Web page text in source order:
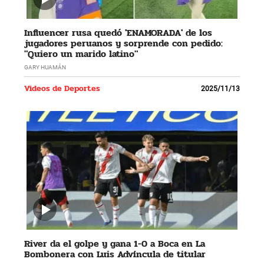
Influencer rusa quedó 'ENAMORADA' de los
jugadores peruanos y sorprende con pedido:
"Quiero un marido latino"
GARY HUAMÁN
Videos de Deportes 2025/11/13
River da el golpe y gana 1-0 a Boca en La
Bombonera con Luis Advíncula de titular